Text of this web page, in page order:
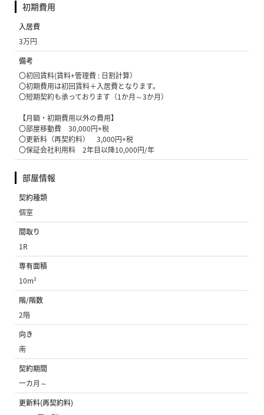
初期費用
入居費
3万円
備考
〇初回賃料(賃料+管理費 : 日割計算）
〇初期費用は初回賃料＋入居費となります。
〇短期契約も承っております（1か月～3か月）
【月額・初期費用以外の費用】
〇部屋移動費 30,000円+税
〇更新料（再契約料） 3,000円+税
〇保証会社利用料 2年目以降10,000円/年
部屋情報
契約種類
個室
間取り
1R
専有面積
10m²
階/階数
2階
向き
南
契約期間
一カ月～
更新料(再契約料)